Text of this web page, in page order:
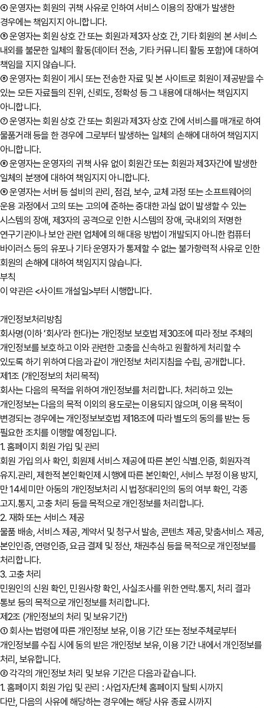
④ 운영자는 회원의 귀책 사유로 인하여 서비스 이용의 장애가 발생한
경우에는 책임지지 아니합니다.
⑤ 운영자는 회원 상호 간 또는 회원과 제3자 상호 간, 기타 회원의 본 서비스
내외를 불문한 일체의 활동(데이터 전송, 기타 커뮤니티 활동 포함)에 대하여
책임을 지지 않습니다.
⑥ 운영자는 회원이 게시 또는 전송한 자료 및 본 사이트로 회원이 제공받을 수
있는 모든 자료들의 진위, 신뢰도, 정확성 등 그 내용에 대해서는 책임지지
아니합니다.
⑦ 운영자는 회원 상호 간 또는 회원과 제3자 상호 간에 서비스를 매개로 하여
물품거래 등을 한 경우에 그로부터 발생하는 일체의 손해에 대하여 책임지지
아니합니다.
⑧ 운영자는 운영자의 귀책 사유 없이 회원간 또는 회원과 제3자간에 발생한
일체의 분쟁에 대하여 책임지지 아니합니다.
⑨ 운영자는 서버 등 설비의 관리, 점검, 보수, 교체 과정 또는 소프트웨어의
운용 과정에서 고의 또는 고의에 준하는 중대한 과실 없이 발생할 수 있는
시스템의 장애, 제3자의 공격으로 인한 시스템의 장애, 국내외의 저명한
연구기관이나 보안 관련 업체에 의해 대응 방법이 개발되지 아니한 컴퓨터
바이러스 등의 유포나 기타 운영자가 통제할 수 없는 불가항력적 사유로 인한
회원의 손해에 대하여 책임지지 않습니다.
부칙
이 약관은 <사이트 개설일>부터 시행합니다.
개인정보처리방침
회사명(이하 ‘회사’라 한다)는 개인정보 보호법 제30조에 따라 정보 주체의
개인정보를 보호하고 이와 관련한 고충을 신속하고 원활하게 처리할 수
있도록 하기 위하여 다음과 같이 개인정보 처리지침을 수립, 공개합니다.
제1조 (개인정보의 처리목적)
회사는 다음의 목적을 위하여 개인정보를 처리합니다. 처리하고 있는
개인정보는 다음의 목적 이외의 용도로는 이용되지 않으며, 이용 목적이
변경되는 경우에는 개인정보보호법 제18조에 따라 별도의 동의를 받는 등
필요한 조치를 이행할 예정입니다.
1. 홈페이지 회원 가입 및 관리
회원 가입 의사 확인, 회원제 서비스 제공에 따른 본인 식별․인증, 회원자격
유지․관리, 제한적 본인확인제 시행에 따른 본인확인, 서비스 부정 이용 방지,
만 14세 미만 아동의 개인정보처리 시 법정대리인의 동의 여부 확인, 각종
고지․통지, 고충 처리 등을 목적으로 개인정보를 처리합니다.
2. 재화 또는 서비스 제공
물품 배송, 서비스 제공, 계약서 및 청구서 발송, 콘텐츠 제공, 맞춤서비스 제공,
본인인증, 연령인증, 요금 결제 및 정산, 채권추심 등을 목적으로 개인정보를
처리합니다.
3. 고충 처리
민원인의 신원 확인, 민원사항 확인, 사실조사를 위한 연락․통지, 처리 결과
통보 등의 목적으로 개인정보를 처리합니다.
제2조 (개인정보의 처리 및 보유기간)
① 회사는 법령에 따른 개인정보 보유, 이용 기간 또는 정보주체로부터
개인정보를 수집 시에 동의 받은 개인정보 보유, 이용 기간 내에서 개인정보를
처리, 보유합니다.
② 각각의 개인정보 처리 및 보유 기간은 다음과 같습니다.
1. 홈페이지 회원 가입 및 관리 : 사업자/단체 홈페이지 탈퇴 시까지
다만, 다음의 사유에 해당하는 경우에는 해당 사유 종료 시까지